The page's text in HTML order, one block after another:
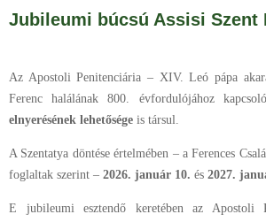
Jubileumi búcsú Assisi Szent
Az Apostoli Penitenciária – XIV. Leó pápa
Ferenc halálának 800. évfordulójához
elnyerésének lehetősége is társul.
A Szentatya döntése értelmében – a Ferences
foglaltak szerint – 2026. január 10. és 2027.
E jubileumi esztendő keretében az Apostoli